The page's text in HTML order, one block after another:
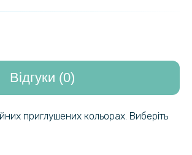
Redmi
Відгуки (0)
приглушених кольорах. Виберіть